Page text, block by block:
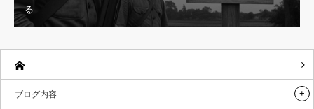
る
ブログ内容